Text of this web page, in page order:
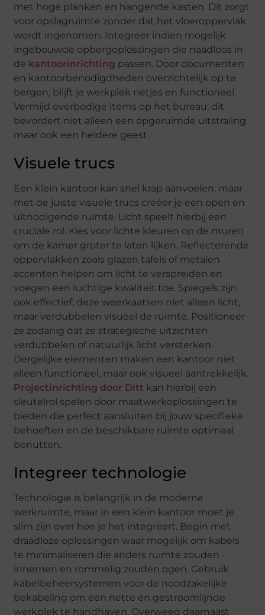
met hoge planken en hangende kasten. Dit zorgt
voor opslagruimte zonder dat het vloeroppervlak
wordt ingenomen. Integreer indien mogelijk
ingebouwde opbergoplossingen die naadloos in
de kantoorinrichting passen. Door documenten
en kantoorbenodigdheden overzichtelijk op te
bergen, blijft je werkplek netjes en functioneel.
Vermijd overbodige items op het bureau; dit
bevordert niet alleen een opgeruimde uitstraling
maar ook een heldere geest.
Visuele trucs
Een klein kantoor kan snel krap aanvoelen, maar
met de juiste visuele trucs creëer je een open en
uitnodigende ruimte. Licht speelt hierbij een
cruciale rol. Kies voor lichte kleuren op de muren
om de kamer groter te laten lijken. Reflecterende
oppervlakken zoals glazen tafels of metalen
accenten helpen om licht te verspreiden en
voegen een luchtige kwaliteit toe. Spiegels zijn
ook effectief; deze weerkaatsen niet alleen licht,
maar verdubbelen visueel de ruimte. Positioneer
ze zodanig dat ze strategische uitzichten
verdubbelen of natuurlijk licht versterken.
Dergelijke elementen maken een kantoor niet
alleen functioneel, maar ook visueel aantrekkelijk.
Projectinrichting door Ditt kan hierbij een
sleutelrol spelen door maatwerkoplossingen te
bieden die perfect aansluiten bij jouw specifieke
behoeften en de beschikbare ruimte optimaal
benutten.
Integreer technologie
Technologie is belangrijk in de moderne
werkruimte, maar in een klein kantoor moet je
slim zijn over hoe je het integreert. Begin met
draadloze oplossingen waar mogelijk om kabels
te minimaliseren die anders ruimte zouden
innemen en rommelig zouden ogen. Gebruik
kabelbeheersystemen voor de noodzakelijke
bekabeling om een nette en gestroomlijnde
werkplek te handhaven. Overweeg daarnaast